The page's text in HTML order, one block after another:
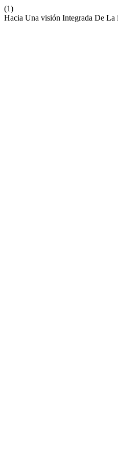
(1)
Hacia Una visión Integrada De La